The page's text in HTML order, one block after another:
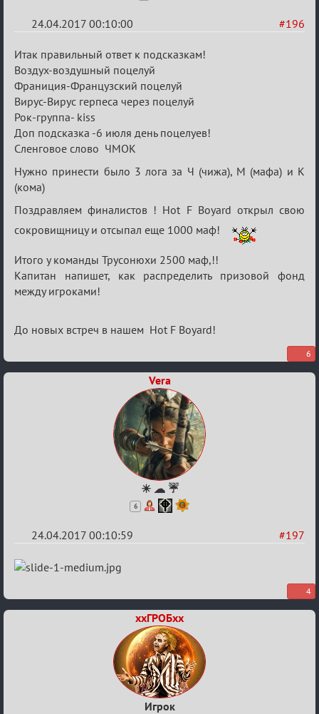
#196
24.04.2017 00:10:00
Re:
Hot
F
Boyard
Итак правильный ответ к подсказкам!
Воздух-воздушный поцелуй
Франиция-Французский поцелуй
Вирус-Вирус герпеса через поцелуй
Рок-группа- kiss
Доп подсказка -6 июля день поцелуев!
Сленговое слово ЧМОК
Нужно принести было 3 лога за Ч (чижа), М (мафа) и К
(кома)
Поздравляем финалистов ! Hot F Boyard открыл свою
сокровищницу и отсыпал еще 1000 маф!
Итого у команды Трусонюхи 2500 маф,!!
Капитан напишет, как распределить призовой фонд
между игроками!
До новых встреч в нашем Hot F Boyard!
6
Vera
☀ ☁ ☔
6
#197
24.04.2017 00:10:59
Re:
F
4
ххГРОБхх
Игрок